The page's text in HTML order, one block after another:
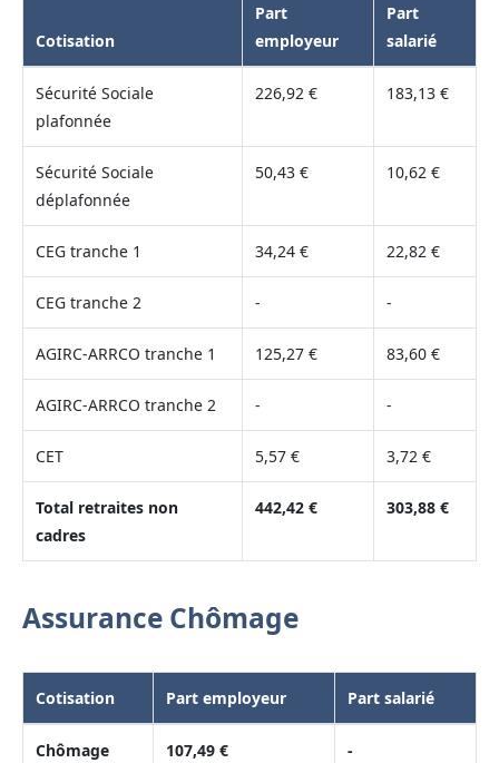
Cotisation
Part
employeur
Part
salarié
Sécurité Sociale
plafonnée
226,92 € 183,13 €
Sécurité Sociale
déplafonnée
50,43 € 10,62 €
CEG tranche 1 34,24 € 22,82 €
CEG tranche 2 - -
AGIRC-ARRCO tranche 1 125,27 € 83,60 €
AGIRC-ARRCO tranche 2 - -
CET 5,57 € 3,72 €
Total retraites non
cadres
442,42 € 303,88 €
Assurance Chômage
Cotisation Part employeur Part salarié
Chômage 107,49 € -